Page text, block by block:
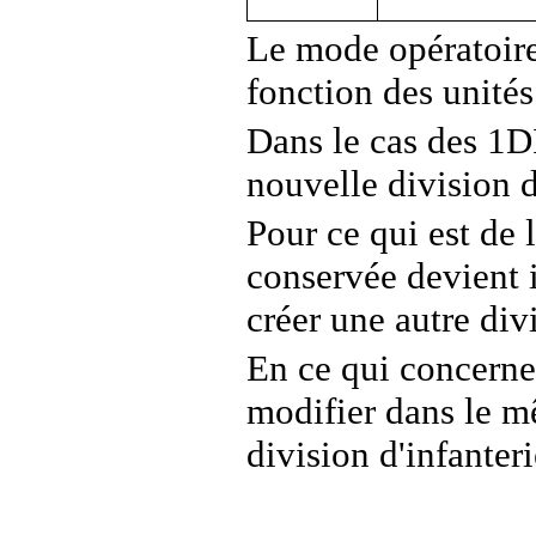
Le mode
fonction des
Dans le cas des
nouvelle division
Pour ce qui est
conservée devient
créer une autre
En ce qui
modifier dans le
division